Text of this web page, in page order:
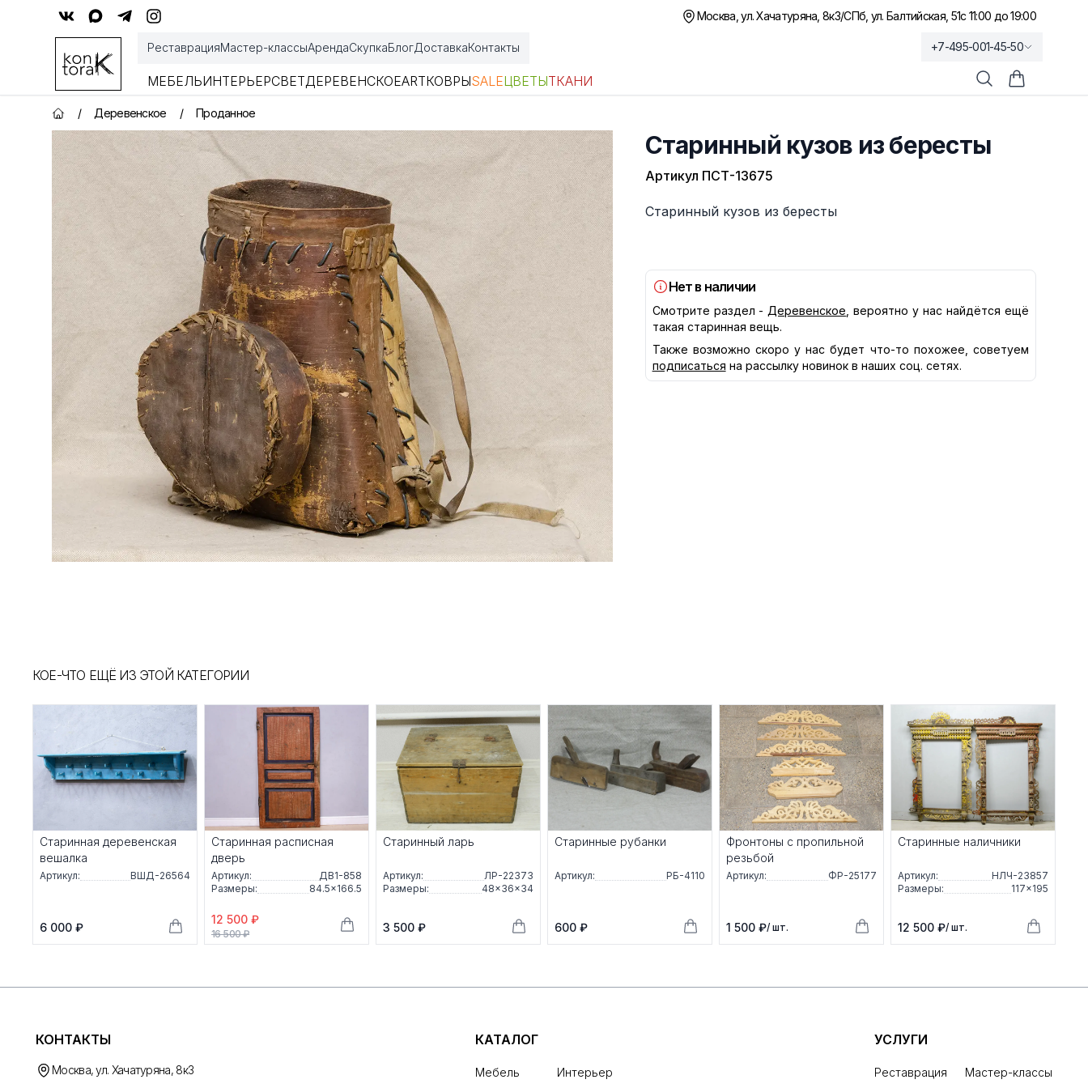
Москва, ул. Хачатуряна, 8к3/СПб, ул. Балтийская, 51с 11:00 до 19:00
РеставрацияМастер-классыАрендаСкупкаБлогДоставкаКонтакты
МЕБЕЛЬИНТЕРЬЕРСВЕТДЕРЕВЕНСКОЕARTКОВРЫSALEЦВЕТЫТКАНИ
+7-495-001-45-50
ПоискКорзина
Главная страница
/ Деревенское / Проданное
Старинный кузов из бересты
Артикул ПСТ-13675
Описание
Старинный кузов из бересты
Нет в наличии
Смотрите раздел - Деревенское , вероятно у нас найдётся ещё
такая старинная вещь.
Также возможно скоро у нас будет что-то похожее, советуем
подписаться на рассылку новинок в наших соц. сетях.
КОЕ-ЧТО ЕЩЁ ИЗ ЭТОЙ КАТЕГОРИИ
Старинная деревенская
вешалка
Артикул: ВШД-26564
6 000 ₽
Старинная расписная
дверь
Артикул:
ДВ1-858
Размеры:
84.5×166.5
12 500 ₽
16 500 ₽
Старинный ларь
Артикул:
ЛР-22373
Размеры:
48×36×34
3 500 ₽
Старинные рубанки
Артикул: РБ-4110
600 ₽
Фронтоны с пропильной
резьбой
Артикул: ФР-25177
1 500 ₽/ шт.
Старинные наличники
Артикул:
НЛЧ-23857
Размеры:
117×195
12 500 ₽/ шт.
КОНТАКТЫ
Москва, ул. Хачатуряна, 8к3
КАТАЛОГ
Мебель Интерьер
УСЛУГИ
Реставрация Мастер-классы